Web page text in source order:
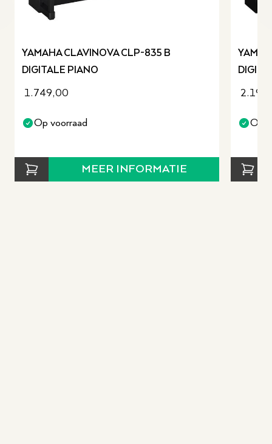
YAMAHA CLAVINOVA CLP-835 B
DIGITALE PIANO
1.749,00
Op voorraad
MEER INFORMATIE
Op
slide